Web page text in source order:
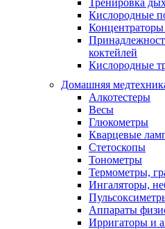
Тренировка
Кислородные
Концентраторы
коктейлей
Кислородные
Домашняя
Алкотестеры
Весы
Глюкометры
Кварцевые
Стетоскопы
Тонометры
Термометры,
Ингаляторы,
Аппараты
Ирригаторы и